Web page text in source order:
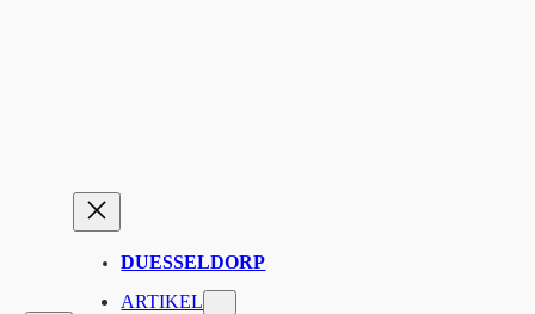
DUESSELDORP
ARTIKEL